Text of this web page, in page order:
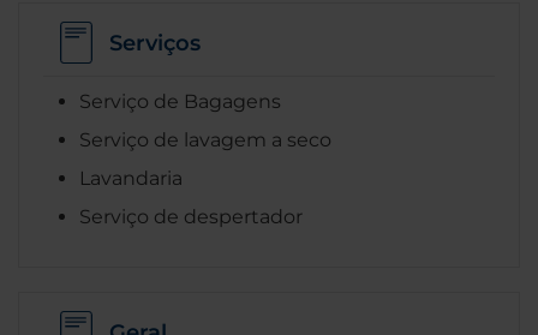
Serviços
Serviço de Bagagens
Serviço de lavagem a seco
Lavandaria
Serviço de despertador